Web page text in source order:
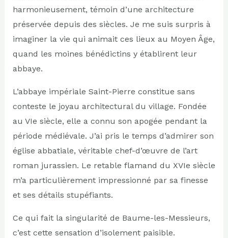
harmonieusement, témoin d’une architecture
préservée depuis des siècles. Je me suis surpris à
imaginer la vie qui animait ces lieux au Moyen Âge,
quand les moines bénédictins y établirent leur
abbaye.
L’abbaye impériale Saint-Pierre constitue sans
conteste le joyau architectural du village. Fondée
au VIe siècle, elle a connu son apogée pendant la
période médiévale. J’ai pris le temps d’admirer son
église abbatiale, véritable chef-d’œuvre de l’art
roman jurassien. Le retable flamand du XVIe siècle
m’a particulièrement impressionné par sa finesse
et ses détails stupéfiants.
Ce qui fait la singularité de Baume-les-Messieurs,
c’est cette sensation d’isolement paisible.